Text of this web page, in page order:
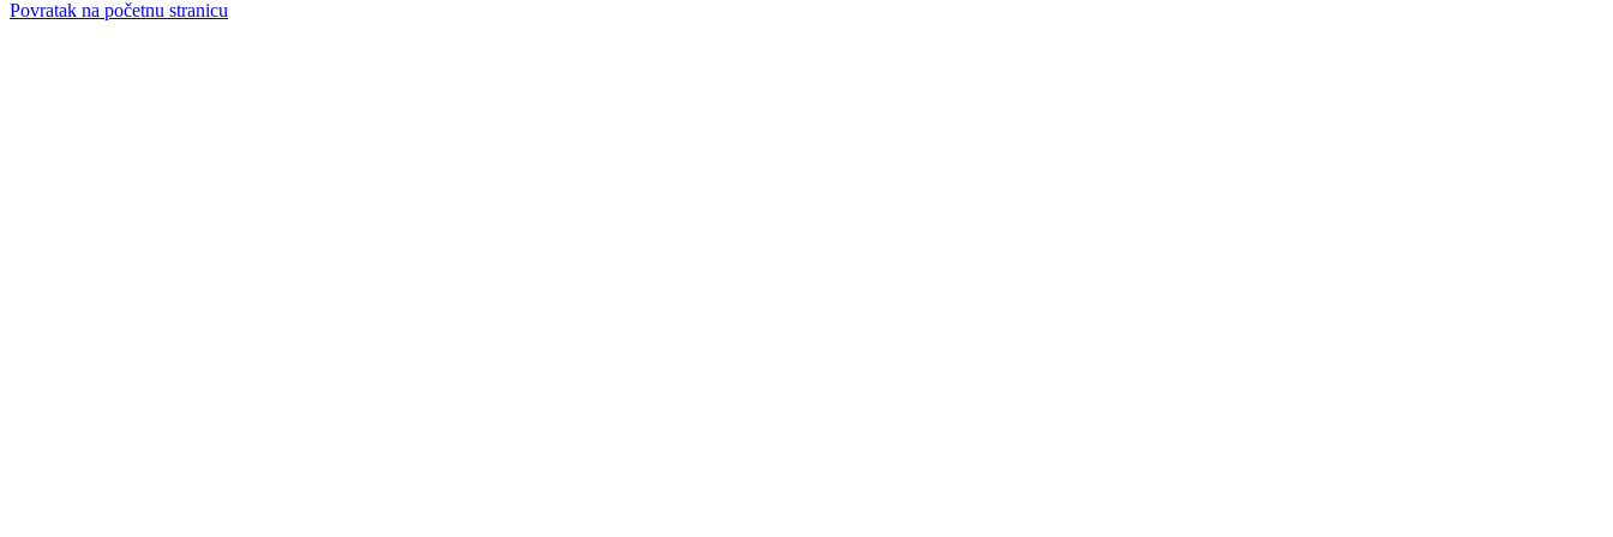
Povratak na početnu stranicu